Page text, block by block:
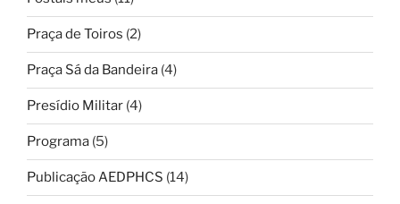
Praça de Toiros (2)
Praça Sá da Bandeira (4)
Presídio Militar (4)
Programa (5)
Publicação AEDPHCS (14)